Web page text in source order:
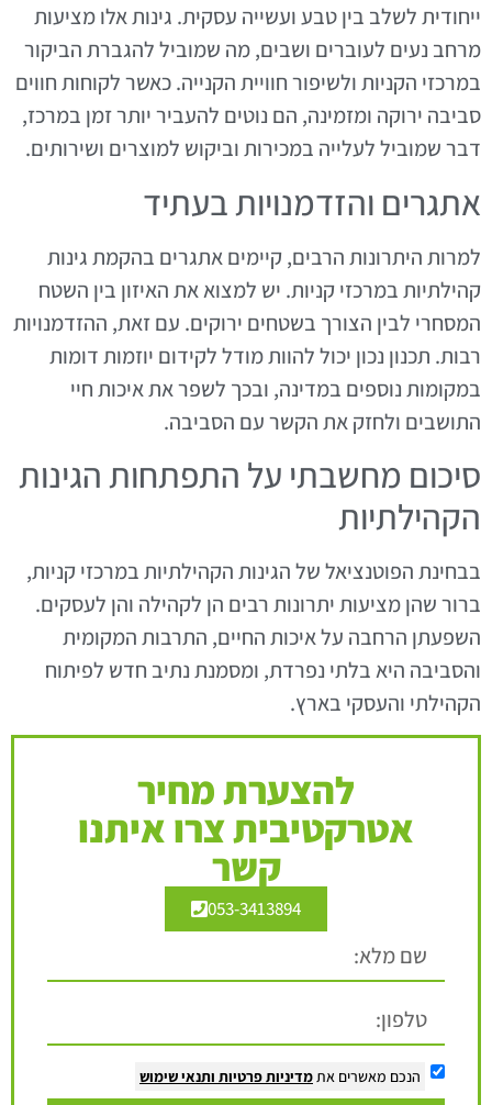
ייחודית לשלב בין טבע ועשייה עסקית. גינות אלו מציעות
מרחב נעים לעוברים ושבים, מה שמוביל להגברת הביקור
במרכזי הקניות ולשיפור חוויית הקנייה. כאשר לקוחות חווים
סביבה ירוקה ומזמינה, הם נוטים להעביר יותר זמן במרכז,
דבר שמוביל לעלייה במכירות וביקוש למוצרים ושירותים.
אתגרים והזדמנויות בעתיד
למרות היתרונות הרבים, קיימים אתגרים בהקמת גינות
קהילתיות במרכזי קניות. יש למצוא את האיזון בין השטח
המסחרי לבין הצורך בשטחים ירוקים. עם זאת, ההזדמנויות
רבות. תכנון נכון יכול להוות מודל לקידום יוזמות דומות
במקומות נוספים במדינה, ובכך לשפר את איכות חיי
התושבים ולחזק את הקשר עם הסביבה.
סיכום מחשבתי על התפתחות הגינות
הקהילתיות
בבחינת הפוטנציאל של הגינות הקהילתיות במרכזי קניות,
ברור שהן מציעות יתרונות רבים הן לקהילה והן לעסקים.
השפעתן הרחבה על איכות החיים, התרבות המקומית
והסביבה היא בלתי נפרדת, ומסמנת נתיב חדש לפיתוח
הקהילתי והעסקי בארץ.
להצערת מחיר
אטרקטיבית צרו איתנו
קשר
053-3413894
הנכם מאשרים אתמדיניות פרטיות ותנאי שימוש